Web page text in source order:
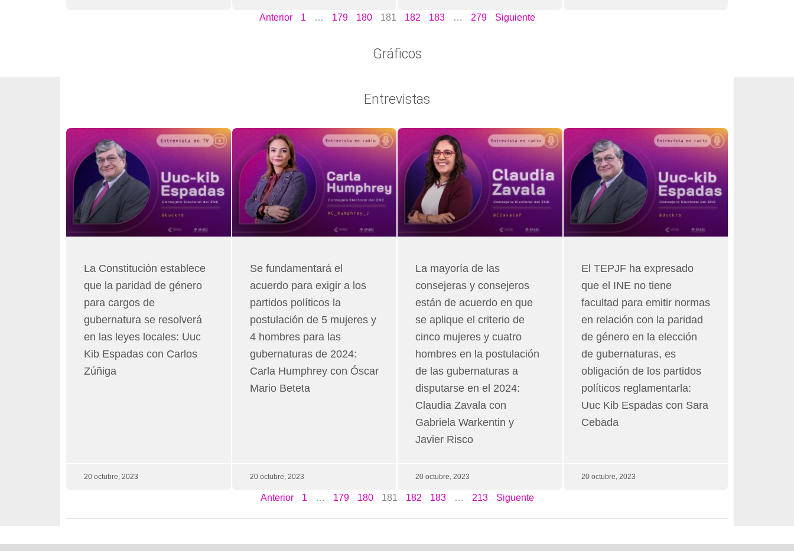
Anterior 1 … 179 180 181 182 183 … 279 Siguiente
Gráficos
Entrevistas
La Constitución establece
que la paridad de género
para cargos de
gubernatura se resolverá
en las leyes locales: Uuc
Kib Espadas con Carlos
Zúñiga
20 octubre, 2023
Se fundamentará el
acuerdo para exigir a los
partidos políticos la
postulación de 5 mujeres y
4 hombres para las
gubernaturas de 2024:
Carla Humphrey con Óscar
Mario Beteta
20 octubre, 2023
La mayoría de las
consejeras y consejeros
están de acuerdo en que
se aplique el criterio de
cinco mujeres y cuatro
hombres en la postulación
de las gubernaturas a
disputarse en el 2024:
Claudia Zavala con
Gabriela Warkentin y
Javier Risco
20 octubre, 2023
El TEPJF ha expresado
que el INE no tiene
facultad para emitir normas
en relación con la paridad
de género en la elección
de gubernaturas, es
obligación de los partidos
políticos reglamentarla:
Uuc Kib Espadas con Sara
Cebada
20 octubre, 2023
Anterior
Página
1 …
Página
179
Página
180
Página
181 182
Página
183 …
Página
213 Siguente